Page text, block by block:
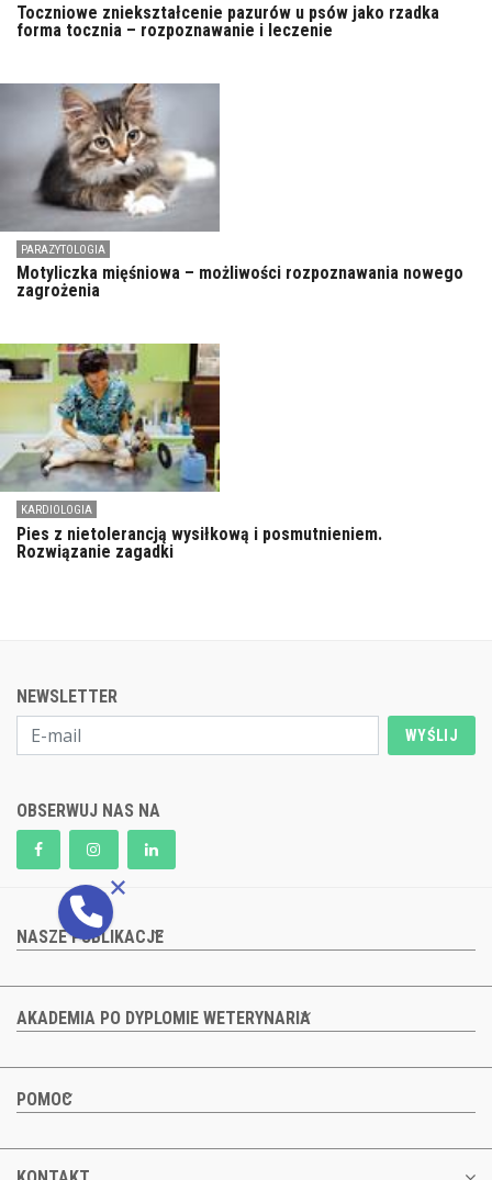
Toczniowe zniekształcenie pazurów u psów jako rzadka
forma tocznia – rozpoznawanie i leczenie
PARAZYTOLOGIA
Motyliczka mięśniowa – możliwości rozpoznawania nowego
zagrożenia
KARDIOLOGIA
Pies z nietolerancją wysiłkową i posmutnieniem.
Rozwiązanie zagadki
NEWSLETTER
WYŚLIJ
OBSERWUJ NAS NA
NASZE PUBLIKACJE
AKADEMIA PO DYPLOMIE WETERYNARIA
POMOC